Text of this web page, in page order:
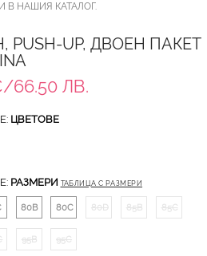
В НАШИЯ КАТАЛОГ.
PUSH-UP, ДВОЕН ПАКЕТ
66.50 ЛВ.
ЦВЕТОВЕ
РАЗМЕРИ ТАБЛИЦА С РАЗМЕРИ
80B 80C 80D 85B 85C
95B 95C